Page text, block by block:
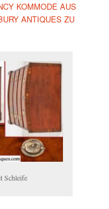
KOMMODE AUS
ANTIQUES ZU
Schleife